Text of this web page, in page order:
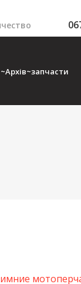
~Архів~запчасти